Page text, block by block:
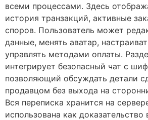
всеми процессами. Здесь
история транзакций, активные
споров. Пользователь может
данные, менять аватар,
управлять методами оплаты.
интегрирует безопасный чат с
позволяющий обсуждать детали
продавцом без выхода на
Вся переписка хранится на
использована как доказательство